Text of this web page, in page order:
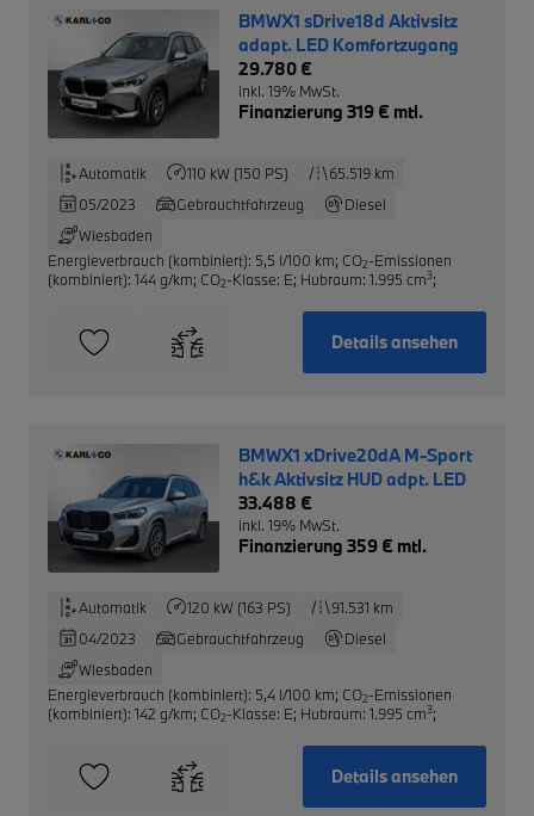
BMWX1 sDrive18d Aktivsitz
adapt. LED Komfortzugang
29.780 €
inkl. 19% MwSt.
Finanzierung 319 € mtl.
Automatik 110 kW (150 PS)
65.519 km
05/2023
Gebrauchtfahrzeug
Diesel
Wiesbaden
Energieverbrauch (kombiniert): 5,5 l/100 km; CO2-Emissionen
(kombiniert): 144 g/km; CO2-Klasse: E; Hubraum: 1.995 cm3;
Details ansehen
BMWX1 xDrive20dA M-Sport
h&k Aktivsitz HUD adpt. LED
33.488 €
inkl. 19% MwSt.
Finanzierung 359 € mtl.
Automatik 120 kW (163 PS)
91.531 km
04/2023
Gebrauchtfahrzeug
Diesel
Wiesbaden
Energieverbrauch (kombiniert): 5,4 l/100 km; CO2-Emissionen
(kombiniert): 142 g/km; CO2-Klasse: E; Hubraum: 1.995 cm3;
Details ansehen